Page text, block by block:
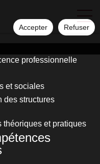
Accepter Refuser
professionnelle
et sociales
des structures
théoriques et pratiques